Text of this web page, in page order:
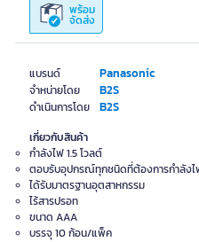
แบรนด์ Panasonic
จำหน่ายโดย B2S
ดำเนินการโดย B2S
พร้อม
จัดส่ง
เกี่ยวกับสินค้า
กำลังไฟ 1.5 โวลต์
ตอบรับอุปกรณ์ทุกชนิดที่ต้องการกำลังไ
ได้รับมาตรฐานอุตสาหกรรม
ไร้สารปรอท
ขนาด AAA
บรรจุ 10 ก้อน/แพ็ค